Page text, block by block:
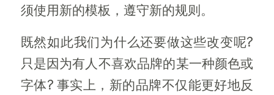
须使用新的模板，遵守新的规则。
既然如此我们为什么还要做这些改变呢?
只是因为有人不喜欢品牌的某一种颜色或
字体? 事实上，新的品牌不仅能更好地反